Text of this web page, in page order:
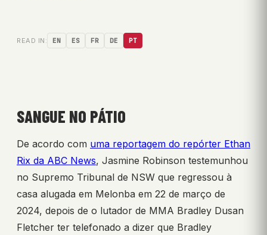
READ IN: EN ES FR DE PT
SANGUE NO PÁTIO
De acordo com uma reportagem do repórter Ethan
Rix da ABC News, Jasmine Robinson testemunhou
no Supremo Tribunal de NSW que regressou à
casa alugada em Melonba em 22 de março de
2024, depois de o lutador de MMA Bradley Dusan
Fletcher ter telefonado a dizer que Bradley